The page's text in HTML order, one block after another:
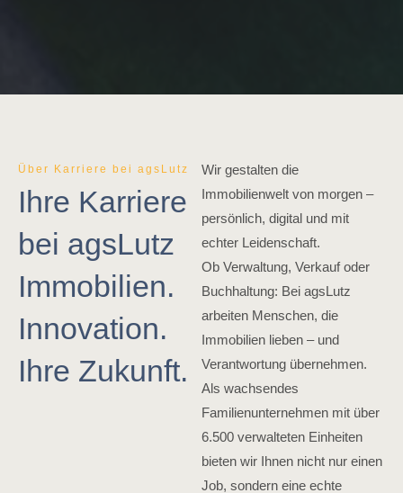
Über Karriere bei agsLutz
Ihre Karriere
bei agsLutz
Immobilien.
Innovation.
Ihre Zukunft.
Wir gestalten die
Immobilienwelt von morgen –
persönlich, digital und mit
echter Leidenschaft.
Ob Verwaltung, Verkauf oder
Buchhaltung: Bei agsLutz
arbeiten Menschen, die
Immobilien lieben – und
Verantwortung übernehmen.
Als wachsendes
Familienunternehmen mit über
6.500 verwalteten Einheiten
bieten wir Ihnen nicht nur einen
Job, sondern eine echte